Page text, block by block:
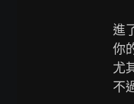
進
你
尤
不